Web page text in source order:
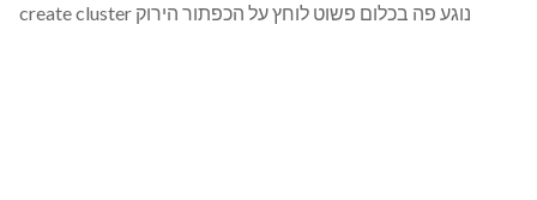
נוגע פה בכלום פשוט לוחץ על הכפתור הירוק create cluster